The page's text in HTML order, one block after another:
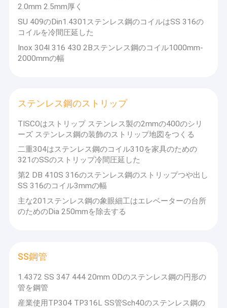
2.0mm 2.5mm厚く
SU 409のDin1.4301ステンレス鋼のコイルはSS 316の
コイルを冷間圧延した
Inox 304l 316 430 2Bステンレス鋼のコイル1000mm-
2000mmの幅
ステンレス鋼のストリップ
TISCOはストリップ ステンレス製の2mmの400のシリ
ーズ ステンレス鋼の装飾のストリップ地図をつくる
二重304はステンレス鋼のコイル310を家具のための
321のSSのストリップ冷間圧延した
第2 DB 410S 316のステンレス鋼のストリップつや出し
SS 316のコイル3mmの幅
主な201ステンレス鋼の象眼細工はエレベーターの台所
のためのDia 250mmを除去する
SS鋼管
1.4372 SS 347 444 20mm ODのステンレス鋼の円形の
管を鋼管
産業使用TP304 TP316L SS管Sch40のステンレス鋼の